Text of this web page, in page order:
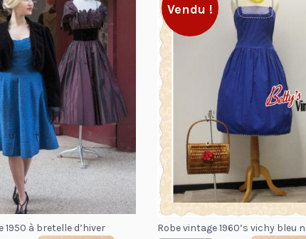
1950 à bretelle d’hiver
Vendu !
Robe vintage 1960’s vichy bleu